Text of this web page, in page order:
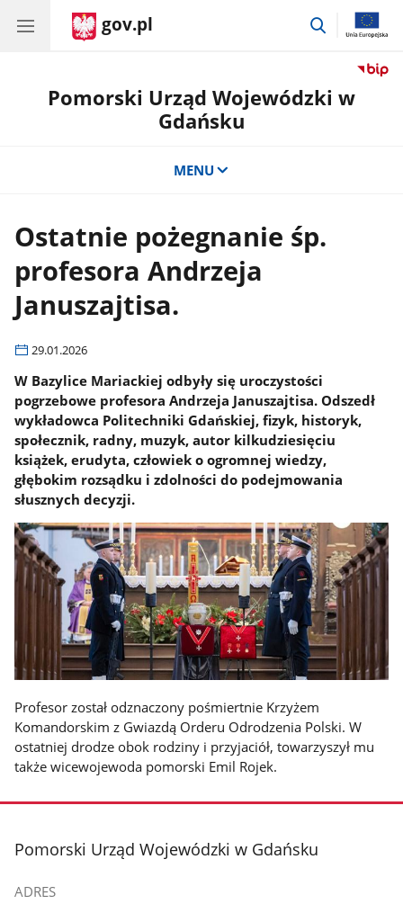
gov.pl
przejdź
Pomorski Urząd Wojewódzki w
Gdańsku
MENU
Ostatnie pożegnanie śp.
profesora Andrzeja
Januszajtisa.
29.01.2026
W Bazylice Mariackiej odbyły się uroczystości
pogrzebowe profesora Andrzeja Januszajtisa. Odszedł
wykładowca Politechniki Gdańskiej, fizyk, historyk,
społecznik, radny, muzyk, autor kilkudziesięciu
książek, erudyta, człowiek o ogromnej wiedzy,
głębokim rozsądku i zdolności do podejmowania
słusznych decyzji.
Profesor został odznaczony pośmiertnie Krzyżem
Komandorskim z Gwiazdą Orderu Odrodzenia Polski. W
ostatniej drodze obok rodziny i przyjaciół, towarzyszył mu
także wicewojewoda pomorski Emil Rojek.
stopka
Pomorski Urząd Wojewódzki w Gdańsku
ADRES